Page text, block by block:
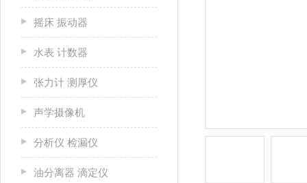
摇床 振动器
水表 计数器
张力计 测厚仪
声学摄像机
分析仪 检漏仪
油分离器 滴定仪